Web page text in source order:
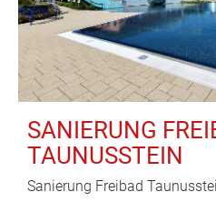
SANIERUNG
TAUNUSSTEIN
Sanierung Freibad